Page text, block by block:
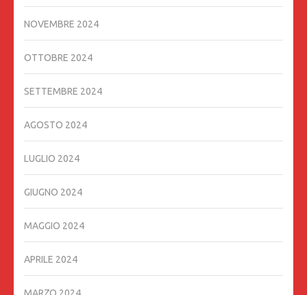
NOVEMBRE 2024
OTTOBRE 2024
SETTEMBRE 2024
AGOSTO 2024
LUGLIO 2024
GIUGNO 2024
MAGGIO 2024
APRILE 2024
MARZO 2024